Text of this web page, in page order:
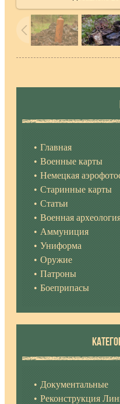
Главная
Военные карты
Немецкая
Старинные карты
Статьи
Военная
Аммуниция
Униформа
Оружие
Патроны
Боеприпасы
Документальные
Реконструкция